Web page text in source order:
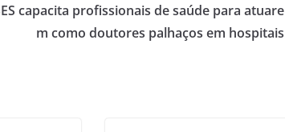
capacita profissionais de saúde para atuare
m como doutores palhaços em hospitais